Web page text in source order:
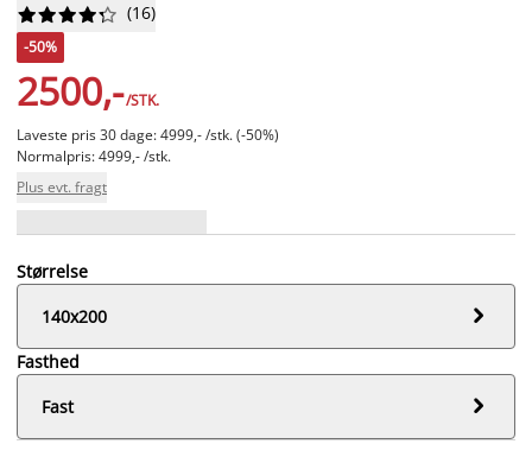





 (16)
-50%
2500,-/STK.
Laveste pris 30 dage: 4999,- /stk. (-50%)
Normalpris: 4999,- /stk.
Plus evt. fragt
Størrelse
140x200

Fasthed
Fast
